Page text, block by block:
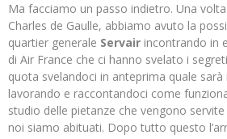
Ma facciamo un passo indietro. Una
Charles de Gaulle, abbiamo avuto la
quartier generale Servair incontrando in
di Air France che ci hanno svelato i
quota svelandoci in anteprima quale
lavorando e raccontandoci come
studio delle pietanze che vengono
noi siamo abituati. Dopo tutto questo